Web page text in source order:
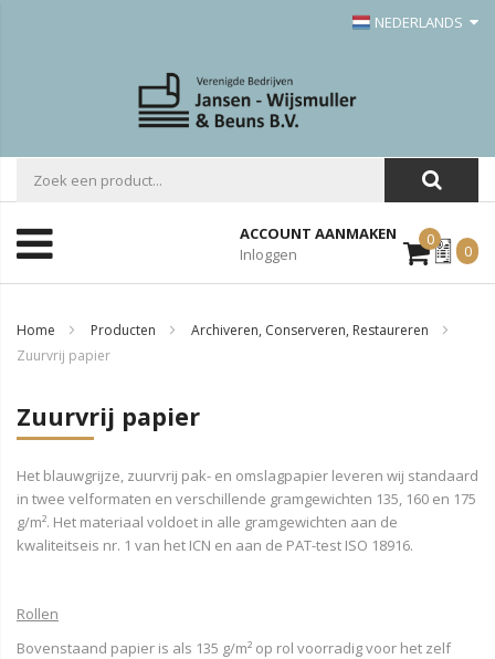
NEDERLANDS
ACCOUNT AANMAKEN
Inloggen
0Mijn
Offerte
0
Home Producten
Archiveren, Conserveren, Restaureren
Zuurvrij papier
Zuurvrij papier
Het blauwgrijze, zuurvrij pak- en omslagpapier leveren wij standaard
in twee velformaten en verschillende gramgewichten 135, 160 en 175
g/m². Het materiaal voldoet in alle gramgewichten aan de
kwaliteitseis nr. 1 van het ICN en aan de PAT-test ISO 18916.
Rollen
Bovenstaand papier is als 135 g/m² op rol voorradig voor het zelf